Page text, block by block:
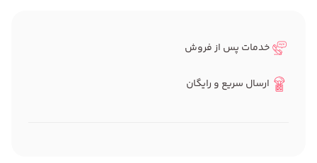
خدمات پس از فروش
ارسال سریع و رایگان